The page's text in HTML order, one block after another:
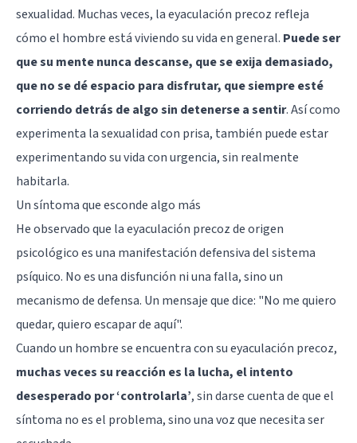
sexualidad. Muchas veces, la eyaculación precoz refleja
cómo el hombre está viviendo su vida en general. Puede ser
que su mente nunca descanse, que se exija demasiado,
que no se dé espacio para disfrutar, que siempre esté
corriendo detrás de algo sin detenerse a sentir. Así como
experimenta la sexualidad con prisa, también puede estar
experimentando su vida con urgencia, sin realmente
habitarla.
Un síntoma que esconde algo más
He observado que la eyaculación precoz de origen
psicológico es una manifestación defensiva del sistema
psíquico. No es una disfunción ni una falla, sino un
mecanismo de defensa. Un mensaje que dice: "No me quiero
quedar, quiero escapar de aquí".
Cuando un hombre se encuentra con su eyaculación precoz,
muchas veces su reacción es la lucha, el intento
desesperado por ‘controlarla’, sin darse cuenta de que el
síntoma no es el problema, sino una voz que necesita ser